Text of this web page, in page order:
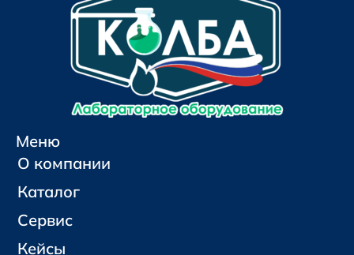
Меню
О компании
Каталог
Сервис
Кейсы